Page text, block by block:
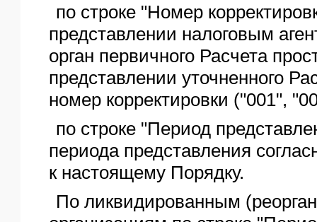
по строке "Номер
представлении налоговым
орган первичного Расчета
представлении уточненного
номер корректировки ("001",
по строке "Период
периода представления
к настоящему Порядку.
По ликвидированным